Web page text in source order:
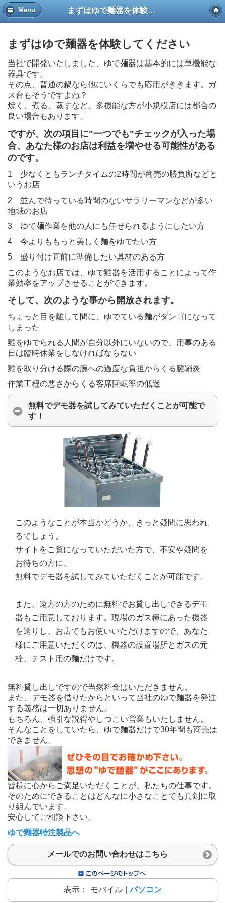
Menu まずはゆで麺器を体験してください
まずはゆで麺器を体験してください
当社で開発いたしました、ゆで麺器は基本的には単機能な
器具です。
その点、普通の鍋なら他にいくらでも応用がききます。ガ
ス台もそうですよね？
焼く、煮る、蒸すなど、多機能な方が小規模店には都合の
良い場合もあります。
ですが、次の項目に"一つでも"チェックが入った場
合、あなた様のお店は利益を増やせる可能性がある
のです。
1 少なくともランチタイムの2時間が商売の勝負所などと
いうお店
2 並んで待っている時間のないサラリーマンなどが多い
地域のお店
3 ゆで麺作業を他の人にも任せられるようにしたい方
4 今よりももっと美しく麺をゆでたい方
5 盛り付け直前に準備したい具材のある方
このようなお店では、ゆで麺器を活用することによって作
業効率をアップさせることができます。
そして、次のような事から開放されます。
ちょっと目を離して間に、ゆでている麺がダンゴになって
しまった
麺をゆでられる人間が自分以外にいないので、用事のある
日は臨時休業をしなければならない
麺を取り分ける際の腕への過度な負担からくる腱鞘炎
作業工程の悪さからくる客席回転率の低迷
無料でデモ器を試してみていただくことが可能で
す！
このようなことが本当かどうか、きっと疑問に思われ
るでしょう。
サイトをご覧になっていただいた方で、不安や疑問を
お待ちの方に、
無料でデモ器を試してみていただくことが可能です。
また、遠方の方のために無料でお貸し出しできるデモ
器もご用意しております。現場のガス種にあった機器
を送りし、お店でもお使いいただけますので、あなた
様にご用意いただくのは、機器の設置場所とガスの元
栓、テスト用の麺だけです。
無料貸し出しですので当然料金はいただきません。
また、デモ器を借りたからといって当社のゆで麺器を発注
する義務は一切ありません。
もちろん、強引な説得やしつこい営業もいたしません。
そんなことをしていたら、ゆで麺器だけで30年間も商売は
できません。
皆様に心からご満足いただくことが、私たちの仕事です。
そのためにできることはどんなに小さなことでも真剣に取
り組んでいます。
安心してご相談下さい。
ゆで麺器特注製品へ
メールでのお問い合わせはこちら
表示： モバイル パソコン